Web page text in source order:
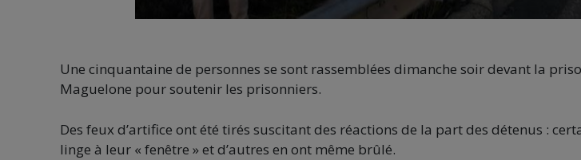
Une cinquantaine de personnes se sont rassemblées dimanche soir devant la
Maguelone pour soutenir les prisonniers.
Des feux d’artifice ont été tirés suscitant des réactions de la part des détenus :
linge à leur « fenêtre » et d’autres en ont même brûlé.